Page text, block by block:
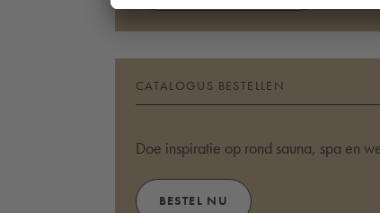
CATALOGUS BESTELLEN
Doe inspiratie op rond sauna, spa en
BESTEL NU